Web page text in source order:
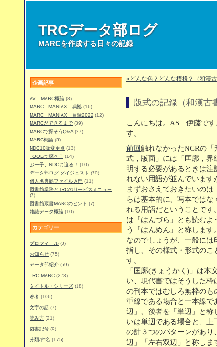
TRCデータ部ログ
MARCを作成する日々の記録
企画記事
AV MARC概論 (8)
MARC MANIAX 典拠 (16)
MARC MANIAX 目録2022 (12)
MARCができるまで (39)
MARCで探そうQ&A (27)
MARC概論 (5)
NDC10版変更点 (13)
TOOLiで探そう (14)
ぶー子、NDCに迫る！
(10)
データ部ログ ダイジェスト (70)
個人名典拠ファイル入門 (11)
図書館業務とTRCのサービスメニュー
(7)
図書館蔵書MARCのヒント (7)
雑誌データ概論 (10)
カテゴリー
プロフィール (3)
お知らせ (75)
データ部紹介 (59)
TRC MARC (273)
タイトル・シリーズ (18)
著者 (106)
文字の話 (7)
読み方 (21)
図書記号 (9)
分類/件名 (175)
«どんな色？どんな模様？（和漢
版式の記録（和漢古
こんにちは。AS 伊藤です
す。
前回触れなかったNCRの
式，版面」には「匡廓，界
明する必要があるときは
れない用語が並んでいま
まずおさえておきたいの
らは基本的に、写本では
れる用語だということです
は「はんづら」とも読む
う「はんめん」と称しま
なのでしょうが、一般に
指し、その様式・形式のこ
す。
「匡廓(きょうかく)」は本
い、現代書ではそうした
の刊本ではむしろ無枠のも
重線である場合と一本線で
辺」、後者を「単辺」と称
いは単辺である場合と、
の計３つのパターンがあり
辺」「左右双辺」と称しま